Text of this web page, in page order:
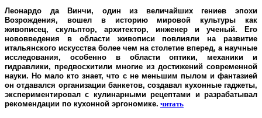
Леонардо да Винчи, один из величайших гениев эпохи
Возрождения, вошел в историю мировой культуры как
живописец, скульптор, архитектор, инженер и ученый. Его
нововведения в области живописи повлияли на развитие
итальянского искусства более чем на столетие вперед, а научные
исследования, особенно в области оптики, механики и
гидравлики, предвосхитили многие из достижений современной
науки. Но мало кто знает, что с не меньшим пылом и фантазией
он отдавался организации банкетов, создавал кухонные гаджеты,
экспериментировал с кулинарными рецептами и разрабатывал
рекомендации по кухонной эргономике. читать